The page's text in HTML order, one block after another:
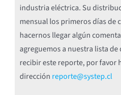
industria eléctrica. Su
mensual los primeros días de
hacernos llegar algún
agreguemos a nuestra lista
recibir este reporte, por favor
dirección reporte@systep.cl